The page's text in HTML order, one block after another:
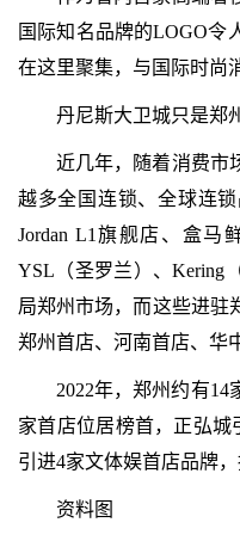
国际知名品牌的LOGO令
在这里聚集，与国际时尚
丹尼斯大卫城只是郑
近几年，随着消费市
越多全国连锁、全球连
Jordan L1旗舰店、盒马
YSL（圣罗兰）、Kering
局郑州市场，而这些进驻
郑州首店、河南首店、华
2022年，郑州约有14
家首店位居榜首，正弘城
引进4家文体娱首店品牌
资料图